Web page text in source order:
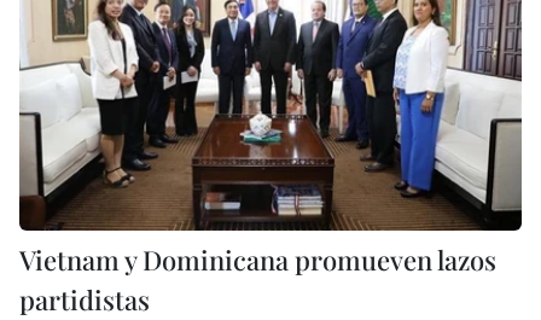
Vietnam y Dominicana promueven lazos
partidistas